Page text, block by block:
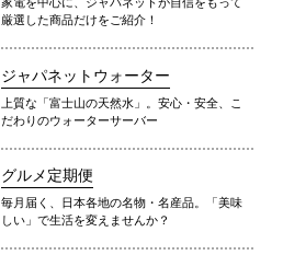
厳選した商品だけをご紹介！
ジャパネットウォーター
上質な「富士山の天然水」。安心・安全、こ
だわりのウォーターサーバー
グルメ定期便
毎月届く、日本各地の名物・名産品。「美味
しい」で生活を変えませんか？